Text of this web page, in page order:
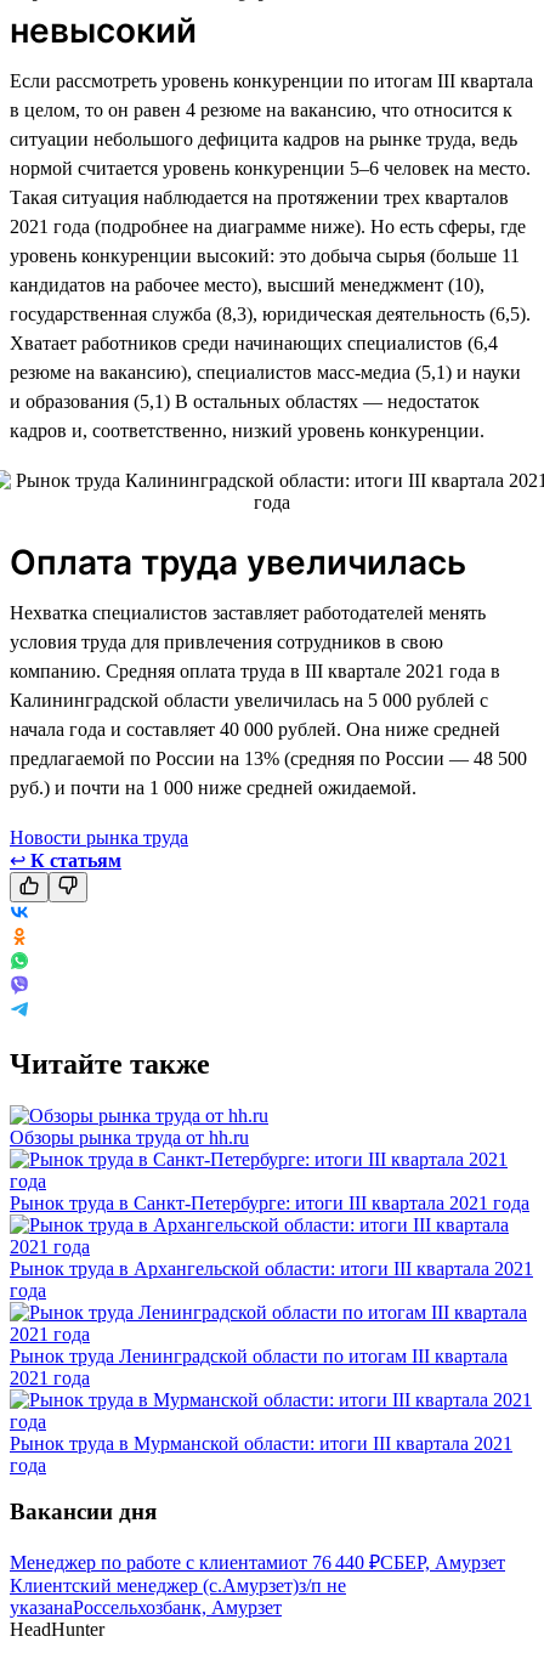
невысокий
Если рассмотреть уровень конкуренции по итогам III квартала
в целом, то он равен 4 резюме на вакансию, что относится к
ситуации небольшого дефицита кадров на рынке труда, ведь
нормой считается уровень конкуренции 5–6 человек на место.
Такая ситуация наблюдается на протяжении трех кварталов
2021 года (подробнее на диаграмме ниже). Но есть сферы, где
уровень конкуренции высокий: это добыча сырья (больше 11
кандидатов на рабочее место), высший менеджмент (10),
государственная служба (8,3), юридическая деятельность (6,5).
Хватает работников среди начинающих специалистов (6,4
резюме на вакансию), специалистов масс-медиа (5,1) и науки
и образования (5,1) В остальных областях — недостаток
кадров и, соответственно, низкий уровень конкуренции.
Оплата труда увеличилась
Нехватка специалистов заставляет работодателей менять
условия труда для привлечения сотрудников в свою
компанию. Средняя оплата труда в III квартале 2021 года в
Калининградской области увеличилась на 5 000 рублей с
начала года и составляет 40 000 рублей. Она ниже средней
предлагаемой по России на 13% (средняя по России — 48 500
руб.) и почти на 1 000 ниже средней ожидаемой.
Новости рынка труда
↩ К статьям
Читайте также
Обзоры рынка труда от hh.ru
Рынок труда в Санкт-Петербурге: итоги III квартала 2021 года
Рынок труда в Архангельской области: итоги III квартала 2021
года
Рынок труда Ленинградской области по итогам III квартала
2021 года
Рынок труда в Мурманской области: итоги III квартала 2021
года
Вакансии дня
Менеджер по работе с клиентамиот 76 440 ₽СБЕР, Амурзет
Клиентский менеджер (с.Амурзет)з/п не
указанаРоссельхозбанк, Амурзет
HeadHunter